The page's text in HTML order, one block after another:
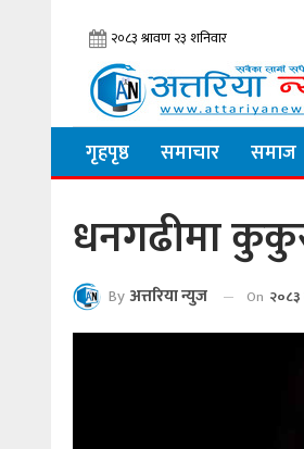
गृहपृष्ठ समाचार समाज
धनगढीमा
By अत्तरिया न्युज On